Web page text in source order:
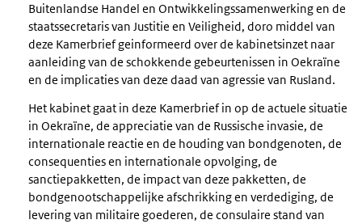
Buitenlandse Handel en Ontwikkelingssamenwerking en de
staatssecretaris van Justitie en Veiligheid, doro middel van
deze Kamerbrief geinformeerd over de kabinetsinzet naar
aanleiding van de schokkende gebeurtenissen in Oekraïne
en de implicaties van deze daad van agressie van Rusland.
Het kabinet gaat in deze Kamerbrief in op de actuele situatie
in Oekraïne, de appreciatie van de Russische invasie, de
internationale reactie en de houding van bondgenoten, de
consequenties en internationale opvolging, de
sanctiepakketten, de impact van deze pakketten, de
bondgenootschappelijke afschrikking en verdediging, de
levering van militaire goederen, de consulaire stand van